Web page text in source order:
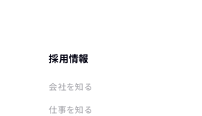
採用情報
会社を知る
仕事を知る